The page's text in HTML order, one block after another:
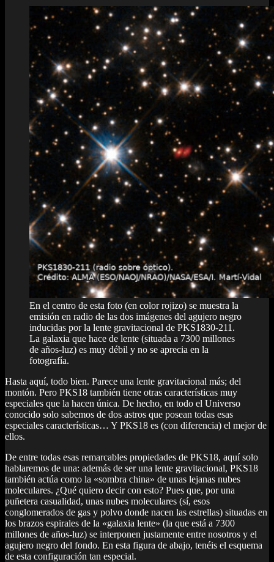
En el centro de esta foto (en color rojizo) se muestra la
emisión en radio de las dos imágenes del agujero negro
inducidas por la lente gravitacional de PKS1830-211.
La galaxia que hace de lente (situada a 7300 millones
de años-luz) es muy débil y no se aprecia en la
fotografía.
Hasta aquí, todo bien. Parece una lente gravitacional más; del
montón. Pero PKS18 también tiene otras características muy
especiales que la hacen única. De hecho, en todo el Universo
conocido solo sabemos de dos astros que posean todas esas
especiales características… Y PKS18 es (con diferencia) el mejor de
ellos.
De entre todas esas remarcables propiedades de PKS18, aquí solo
hablaremos de una: además de ser una lente gravitacional, PKS18
también actúa como la «sombra china» de unas lejanas nubes
moleculares. ¿Qué quiero decir con esto? Pues que, por una
puñetera casualidad, unas nubes moleculares (sí, esos
conglomerados de gas y polvo donde nacen las estrellas) situadas en
los brazos espirales de la «galaxia lente» (la que está a 7300
millones de años-luz) se interponen justamente entre nosotros y el
agujero negro del fondo. En esta figura de abajo, tenéis el esquema
de esta configuración tan especial.